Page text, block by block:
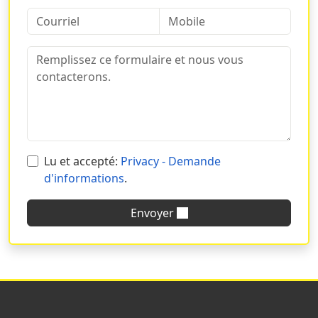
Que proposons-nous pour vos
impressions de dépliants en
ligne ?
association ou marque. À cet effet, si vous choisissez
uneimpression de dépliants à plis 4 volets
imprimé en 5 volets voire plus, nous proposons des
options adaptées à vos préférences.
En plus dularge éventail de plismis à votre disposition
lors de vos impressions, chez Sprint24, vous pouvez
Lu et accepté: Privacy - Demande
d'informations.
Envoyer